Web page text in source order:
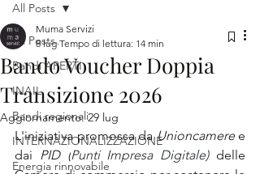
All Posts
Bandi APERTI
INAIL
Bandi regionali
INTERNAZIONALIZZAZIONE
Energia rinnovabile
All Posts
Bando Voucher Doppia
Transizione 2026
Muma Servizi
8 lug Tempo di lettura: 14 min
Aggiornamento:29 lug
L'iniziativa promossa da Unioncamere e
dai PID (Punti Impresa Digitale) delle